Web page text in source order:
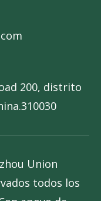
200, distrito
Union
todos los